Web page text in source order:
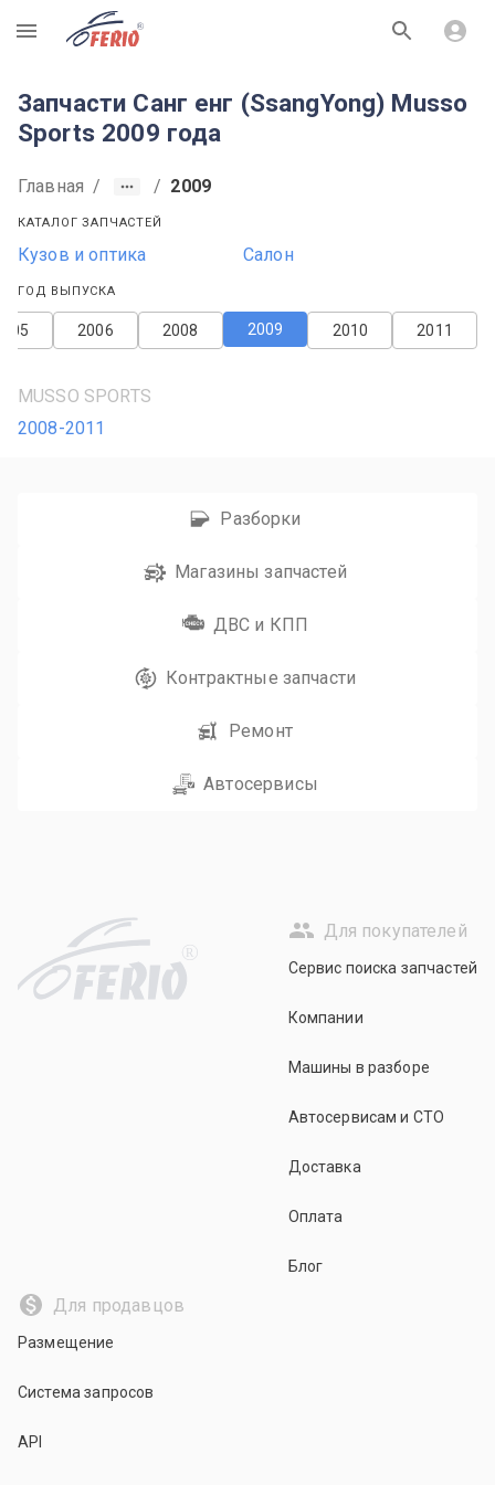
R
Запчасти Санг енг (SsangYong) Musso
Sports 2009 года
Главная / / 2009
КАТАЛОГ ЗАПЧАСТЕЙ
Кузов и оптика Салон
ГОД ВЫПУСКА
2011
2010
2009
2008
2006
MUSSO SPORTS
2008-2011
Разборки
Магазины запчастей
ДВС и КПП
Контрактные запчасти
Ремонт
Автосервисы
R
Для покупателей
Сервис поиска запчастей
Компании
Машины в разборе
Автосервисам и СТО
Доставка
Оплата
Блог
Для продавцов
Размещение
Система запросов
API